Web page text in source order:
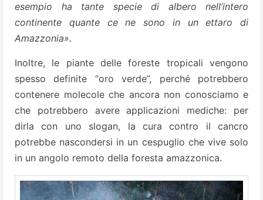
esempio ha tante specie di albero nell’intero
continente quante ce ne sono in un ettaro di
Amazzonia».
Inoltre, le piante delle foreste tropicali vengono
spesso definite “oro verde”, perché potrebbero
contenere molecole che ancora non conosciamo e
che potrebbero avere applicazioni mediche: per
dirla con uno slogan, la cura contro il cancro
potrebbe nascondersi in un cespuglio che vive solo
in un angolo remoto della foresta amazzonica.